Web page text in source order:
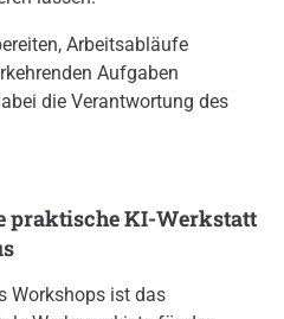
Arbeitsabläufe
Aufgaben
die Verantwortung des
praktische KI-Werkstatt
Workshops ist das